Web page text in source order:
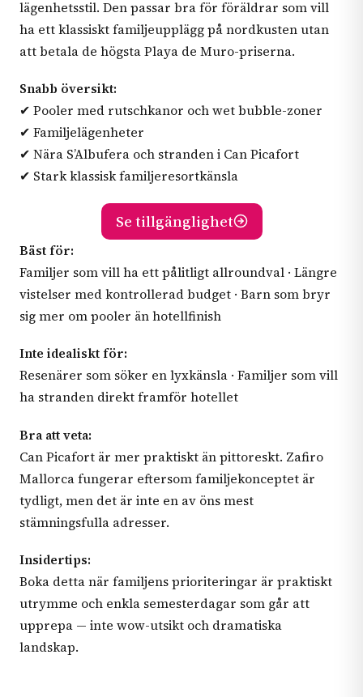
lägenhetsstil. Den passar bra för föräldrar som vill
ha ett klassiskt familjeupplägg på nordkusten utan
att betala de högsta Playa de Muro-priserna.
Snabb översikt:
✔ Pooler med rutschkanor och wet bubble-zoner
✔ Familjelägenheter
✔ Nära S’Albufera och stranden i Can Picafort
✔ Stark klassisk familjeresortkänsla
Se tillgänglighet
Bäst för:
Familjer som vill ha ett pålitligt allroundval · Längre
vistelser med kontrollerad budget · Barn som bryr
sig mer om pooler än hotellfinish
Inte idealiskt för:
Resenärer som söker en lyxkänsla · Familjer som vill
ha stranden direkt framför hotellet
Bra att veta:
Can Picafort är mer praktiskt än pittoreskt. Zafiro
Mallorca fungerar eftersom familjekonceptet är
tydligt, men det är inte en av öns mest
stämningsfulla adresser.
Insidertips:
Boka detta när familjens prioriteringar är praktiskt
utrymme och enkla semesterdagar som går att
upprepa — inte wow-utsikt och dramatiska
landskap.